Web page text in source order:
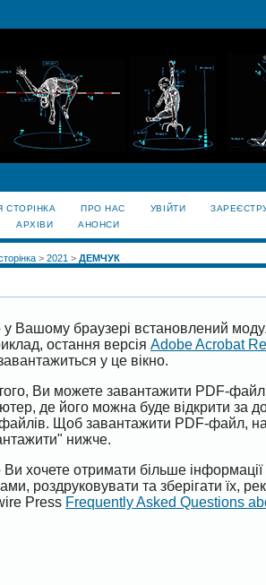
СТОРІНКА ПРО НАС УВІЙТИ
АРХІВИ АНОНСИ
> 2021 > ДЕМЧУК
Вашому браузері встановлений
остання версія Adobe Acrobat
у це вікно.
Ви можете завантажити PDF-
де його можна буде відкрити за
Щоб завантажити PDF-файл,
нижче.
хочете отримати більше
роздруковувати та зберігати їх,
Press Frequently Asked Questions